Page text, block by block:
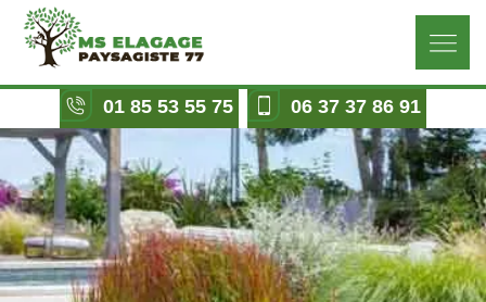
01 85 53 55 75 06 37 37 86 91